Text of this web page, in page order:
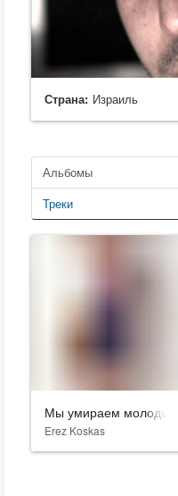
Страна: Израиль
Альбомы
Треки
Мы умираем молодыми
Erez Koskas